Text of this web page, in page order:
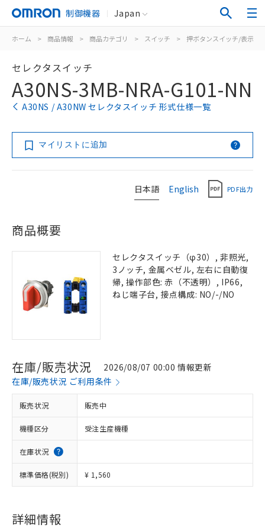
制御機器 Japan
ホーム > 商品情報 > 商品カテゴリ > スイッチ > 押ボタンスイッチ/表示灯
セレクタスイッチ
A30NS-3MB-NRA-G101-NN
A30NS / A30NW セレクタスイッチ 形式仕様一覧
マイリストに追加
日本語 English PDF出力
商品概要
セレクタスイッチ（φ30）, 非照光,
3ノッチ, 金属ベゼル, 左右に自動復
帰, 操作部色: 赤（不透明）, IP66,
ねじ端子台, 接点構成: NO/-/NO
在庫/販売状況
2026/08/07 00:00 情報更新
在庫/販売状況 ご利用条件
販売状況 販売中
機種区分 受注生産機種
在庫状況
標準価格(税別) ¥ 1,560
詳細情報